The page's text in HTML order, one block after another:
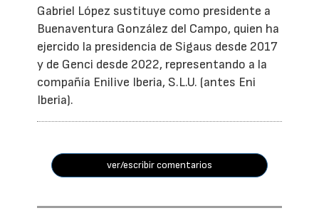
Gabriel López sustituye como presidente a
Buenaventura González del Campo, quien ha
ejercido la presidencia de Sigaus desde 2017
y de Genci desde 2022, representando a la
compañía Enilive Iberia, S.L.U. (antes Eni
Iberia).
ver/escribir comentarios